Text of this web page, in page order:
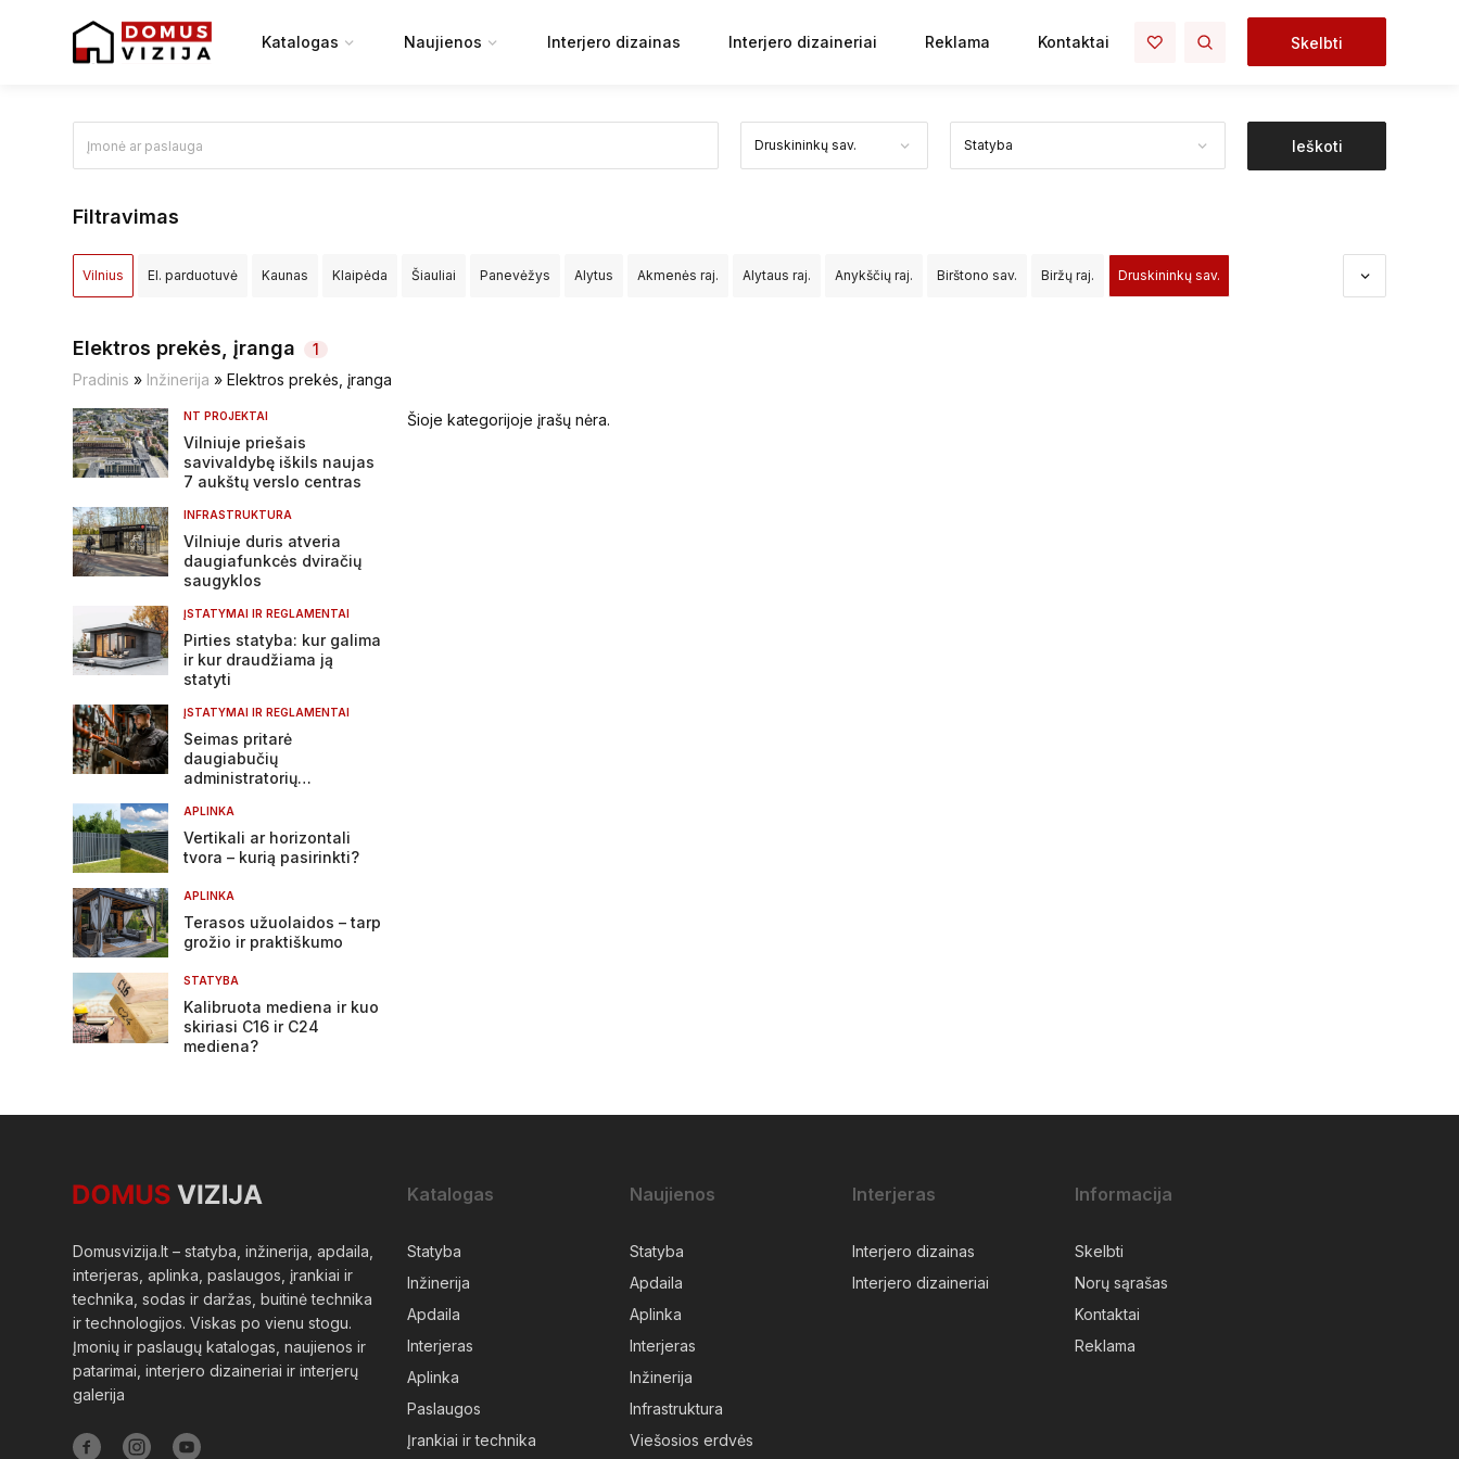
Katalogas Naujienos Interjero dizainas Interjero dizaineriai Reklama Kontaktai Skelbti
Ieškoti
Filtravimas
Vilnius El. parduotuvė Kaunas Klaipėda Šiauliai Panevėžys Alytus Akmenės raj. Alytaus raj. Anykščių raj. Birštono sav. Biržų raj. Druskininkų sav.
Kretingos raj. Kupiškio raj. Lazdijų raj.
Pasvalio raj. Plungės raj. Radviliškio raj. Raseinių raj. Rietavo sav.
Širvintų raj. Švenčionių raj. Tauragės raj.
Elektros prekės, įranga
1
Pradinis » Inžinerija » Elektros prekės, įranga
NT PROJEKTAI
Vilniuje priešais
savivaldybę iškils naujas
7 aukštų verslo centras
INFRASTRUKTURA
Vilniuje duris atveria
daugiafunkcės dviračių
saugyklos
ĮSTATYMAI IR REGLAMENTAI
Pirties statyba: kur galima
ir kur draudžiama ją
statyti
ĮSTATYMAI IR REGLAMENTAI
Seimas pritarė
daugiabučių
administratorių
APLINKA
Vertikali ar horizontali
tvora – kurią pasirinkti?
APLINKA
Terasos užuolaidos – tarp
grožio ir praktiškumo
STATYBA
Kalibruota mediena ir kuo
skiriasi C16 ir C24
mediena?
Šioje kategorijoje įrašų nėra.
Domusvizija.lt – statyba, inžinerija, apdaila,
interjeras, aplinka, paslaugos, įrankiai ir
technika, sodas ir daržas, buitinė technika
ir technologijos. Viskas po vienu stogu.
Įmonių ir paslaugų katalogas, naujienos ir
patarimai, interjero dizaineriai ir interjerų
galerija
Katalogas
Statyba
Inžinerija
Apdaila
Interjeras
Aplinka
Paslaugos
Įrankiai ir technika
Naujienos
Statyba
Apdaila
Aplinka
Interjeras
Inžinerija
Infrastruktura
Viešosios erdvės
Interjeras
Interjero dizainas
Interjero dizaineriai
Informacija
Skelbti
Norų sąrašas
Kontaktai
Reklama